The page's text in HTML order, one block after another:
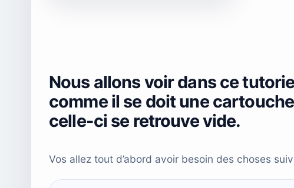
Nous allons voir dans ce
comme il se doit une
celle-ci se retrouve vide.
Vos allez tout d’abord avoir besoin des choses